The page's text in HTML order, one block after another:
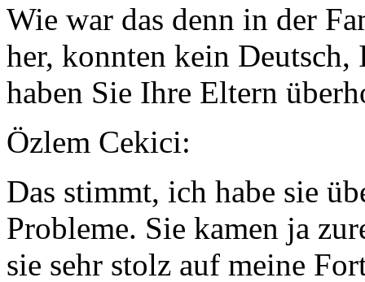
Wie war das denn in der
her, konnten kein
haben Sie Ihre Eltern
Özlem Cekici:
Das stimmt, ich habe sie
Probleme. Sie kamen ja
sie sehr stolz auf meine